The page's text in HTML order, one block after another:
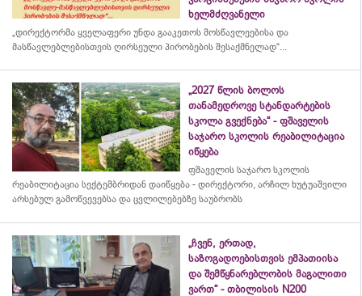
ხელმძღვანელი
„დირექტორმა ყველაფერი უნდა გააკეთოს მოსწავლეებისა და
მასწავლებლებისთვის ღირსეული პირობების შესაქმნელად“...
„2027 წლის ბოლოს
თანამედროვე სტანდარტების
სკოლა გვექნება“ - ფშაველის
საჯარო სკოლის რეაბილიტაცია
იწყება
ფშაველის საჯარო სკოლის
რეაბილიტაცია სექტემბრიდან დაიწყება - დირექტორი, არჩილ ხუტუაშვილი
არსებულ გამოწვევებსა და ცვლილებებზე საუბრობს
„ჩვენ, ერთად,
საზოგადოებისთვის ემპათიისა
და შემწყნარებლობის მაგალითი
ვართ“ - თბილისის N200